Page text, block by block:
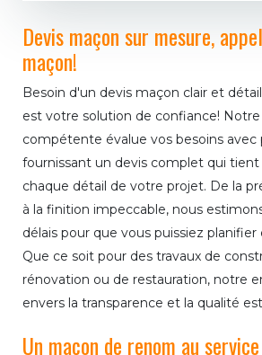
Devis maçon sur mesure,
maçon!
Besoin d'un devis maçon clair et
est votre solution de confiance!
compétente évalue vos besoins avec
fournissant un devis complet qui
chaque détail de votre projet. De la
à la finition impeccable, nous
délais pour que vous puissiez
Que ce soit pour des travaux de
rénovation ou de restauration, notre
envers la transparence et la qualité
Un maçon de renom au